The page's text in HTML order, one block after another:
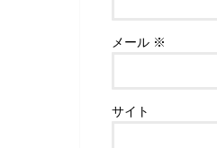
メール ※
サイト